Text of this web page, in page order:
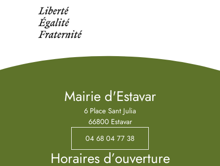
Mairie d'Estavar
6 Place Sant Julia
66800 Estavar
04 68 04 77 38
Horaires d’ouverture